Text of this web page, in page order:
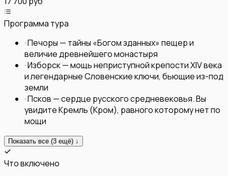
Программа тура
·Печоры — тайны «Богом зданных» пещер и
величие древнейшего монастыря
·Изборск — мощь неприступной крепости XIV века
и легендарные Словенские ключи, бьющие из-под
земли
·Псков — сердце русского средневековья. Вы
увидите Кремль (Кром), равного которому нет по
мощи
Показать все (3 ещё) ↓
Что включено